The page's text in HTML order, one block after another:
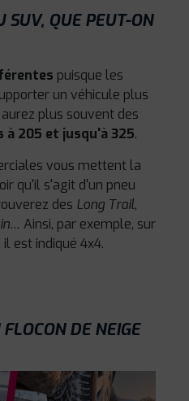
SUV, QUE PEUT-ON
puisque les
un véhicule plus
plus souvent des
à 205 et jusqu'à 325.
vous mettent la
qu'il s'agit d'un pneu
des Long Trail,
… Ainsi, par exemple, sur
est indiqué 4x4.
DE NEIGE